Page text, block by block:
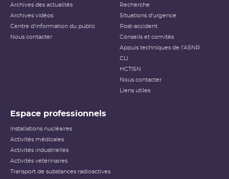
Archives des actualités
Archives vidéos
Centre d'information du public
Nous contacter
Recherche
Situations d'urgence
Post-accident
Conseils et comités
Appuis techniques de l'ASNR
CLI
HCTISN
Nous contacter
Liens utiles
Espace professionnels
Installations nucléaires
Activités médicales
Activités industrielles
Activités vétérinaires
Transport de substances radioactives